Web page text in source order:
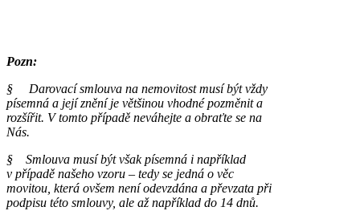
Pozn:
§ Darovací smlouva na nemovitost musí být vždy
písemná a její znění je většinou vhodné pozměnit a
rozšířit. V tomto případě neváhejte a obraťte se na
Nás.
§ Smlouva musí být však písemná i například
v případě našeho vzoru – tedy se jedná o věc
movitou, která ovšem není odevzdána a převzata při
podpisu této smlouvy, ale až například do 14 dnů.